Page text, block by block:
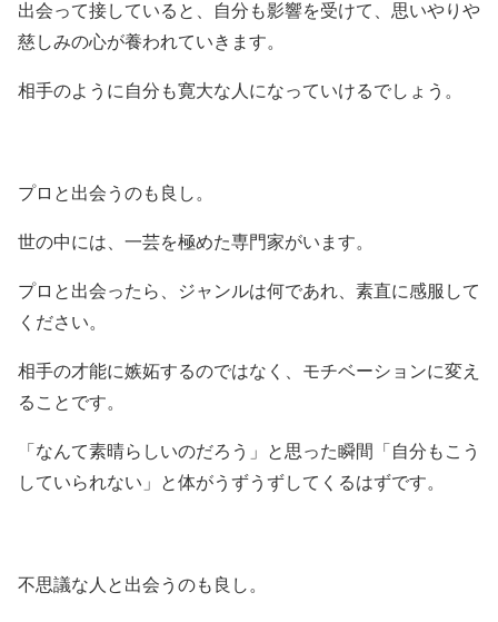
出会って接していると、自分も影響を受けて、思いやりや
慈しみの心が養われていきます。
相手のように自分も寛大な人になっていけるでしょう。
プロと出会うのも良し。
世の中には、一芸を極めた専門家がいます。
プロと出会ったら、ジャンルは何であれ、素直に感服して
ください。
相手の才能に嫉妬するのではなく、モチベーションに変え
ることです。
「なんて素晴らしいのだろう」と思った瞬間「自分もこう
していられない」と体がうずうずしてくるはずです。
不思議な人と出会うのも良し。